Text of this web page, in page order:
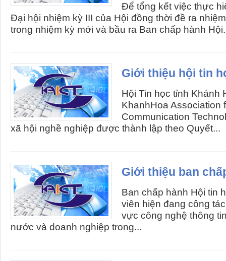
Để tổng kết việc thực
Đại hội nhiệm kỳ III của Hội đồng thời đề ra
trong nhiệm kỳ mới và bầu ra Ban chấp hành
Giới thiệu hội tin
Hội Tin học tỉnh Khánh
KhanhHoa Association
Communication
xã hội nghề nghiệp được thành lập theo Quyết...
Giới thiệu ban
Ban chấp hành Hội tin
viên hiện đang công
vực công nghệ thông
nước và doanh nghiệp trong...